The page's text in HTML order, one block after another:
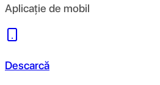
Aplicație de mobil
Descarcă